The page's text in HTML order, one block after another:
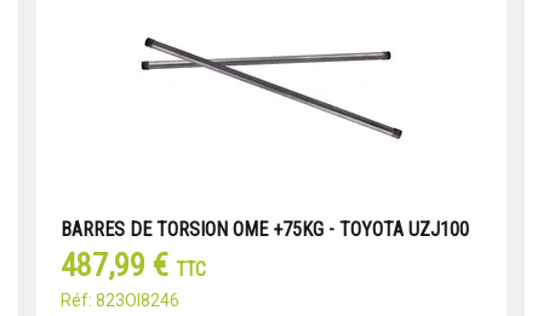
BARRES DE TORSION OME +75KG - TOYOTA UZJ100
487,99 € TTC
Réf: 823OI8246